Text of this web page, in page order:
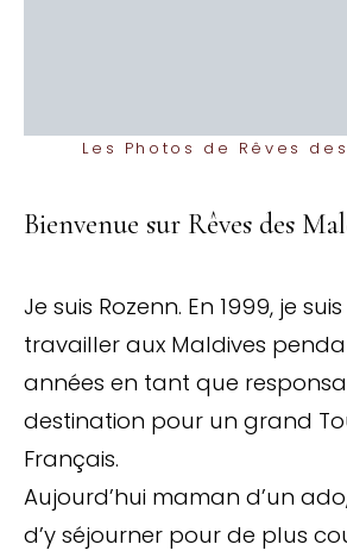
Les Photos de Rêves
Bienvenue sur Rêves des
Je suis Rozenn. En 1999, je
travailler aux Maldives
années en tant que
destination pour un grand
Français.
Aujourd’hui maman d’un
d’y séjourner pour de plus